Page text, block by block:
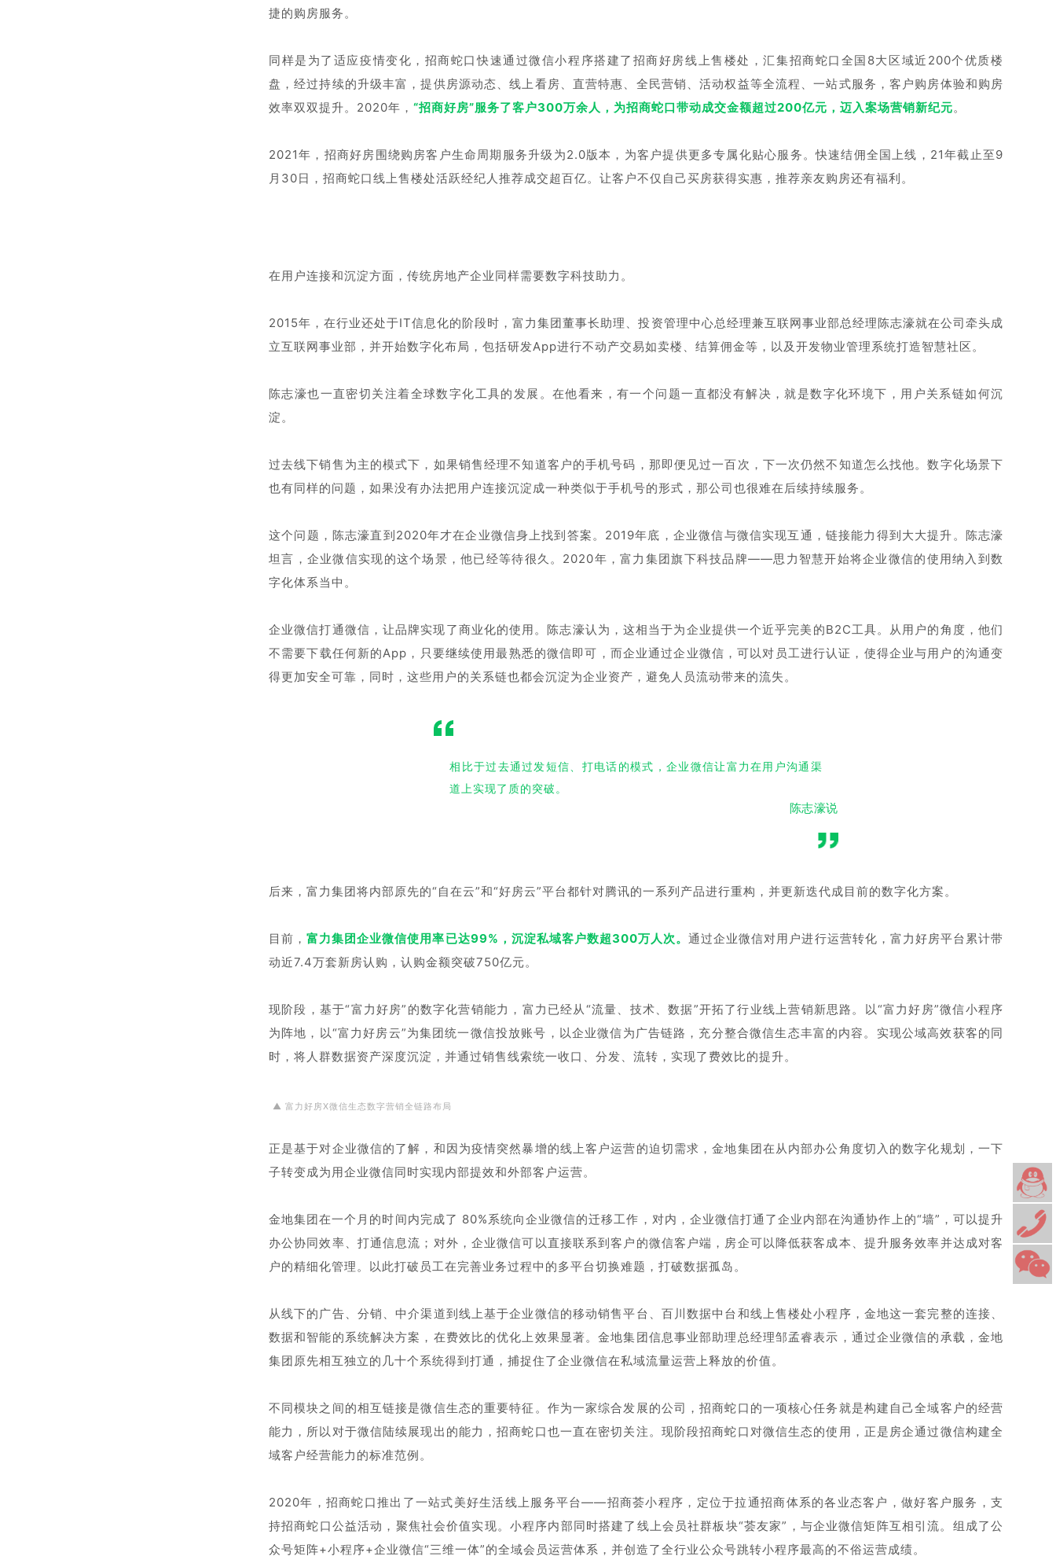
捷的购房服务。
同样是为了适应疫情变化，招商蛇口快速通过微信小程序搭建了招商好房线上售楼处，汇集招商蛇口全国8大区域近200个优质楼
盘，经过持续的升级丰富，提供房源动态、线上看房、直营特惠、全民营销、活动权益等全流程、一站式服务，客户购房体验和购房
效率双双提升。2020年， “招商好房”服务了客户300万余人，为招商蛇口带动成交金额超过200亿元，迈入案场营销新纪元。
2021年，招商好房围绕购房客户生命周期服务升级为2.0版本，为客户提供更多专属化贴心服务。快速结佣全国上线，21年截止至9
月30日，招商蛇口线上售楼处活跃经纪人推荐成交超百亿。让客户不仅自己买房获得实惠，推荐亲友购房还有福利。
在用户连接和沉淀方面，传统房地产企业同样需要数字科技助力。
2015年，在行业还处于IT信息化的阶段时，富力集团董事长助理、投资管理中心总经理兼互联网事业部总经理陈志濠就在公司牵头成
立互联网事业部，并开始数字化布局，包括研发App进行不动产交易如卖楼、结算佣金等，以及开发物业管理系统打造智慧社区。
陈志濠也一直密切关注着全球数字化工具的发展。在他看来，有一个问题一直都没有解决，就是数字化环境下，用户关系链如何沉
淀。
过去线下销售为主的模式下，如果销售经理不知道客户的手机号码，那即便见过一百次，下一次仍然不知道怎么找他。数字化场景下
也有同样的问题，如果没有办法把用户连接沉淀成一种类似于手机号的形式，那公司也很难在后续持续服务。
这个问题，陈志濠直到2020年才在企业微信身上找到答案。2019年底，企业微信与微信实现互通，链接能力得到大大提升。陈志濠
坦言，企业微信实现的这个场景，他已经等待很久。2020年，富力集团旗下科技品牌——思力智慧开始将企业微信的使用纳入到数
字化体系当中。
企业微信打通微信，让品牌实现了商业化的使用。陈志濠认为，这相当于为企业提供一个近乎完美的B2C工具。从用户的角度，他们
不需要下载任何新的App，只要继续使用最熟悉的微信即可，而企业通过企业微信，可以对员工进行认证，使得企业与用户的沟通变
得更加安全可靠，同时，这些用户的关系链也都会沉淀为企业资产，避免人员流动带来的流失。
相比于过去通过发短信、打电话的模式，企业微信让富力在用户沟通渠
道上实现了质的突破。
陈志濠说
后来，富力集团将内部原先的“自在云”和“好房云”平台都针对腾讯的一系列产品进行重构，并更新迭代成目前的数字化方案。
目前，富力集团企业微信使用率已达99%，沉淀私域客户数超300万人次。通过企业微信对用户进行运营转化，富力好房平台累计带
动近7.4万套新房认购，认购金额突破750亿元。
现阶段，基于“富力好房”的数字化营销能力，富力已经从“流量、技术、数据”开拓了行业线上营销新思路。以“富力好房”微信小程序
为阵地，以“富力好房云”为集团统一微信投放账号，以企业微信为广告链路，充分整合微信生态丰富的内容。实现公域高效获客的同
时，将人群数据资产深度沉淀，并通过销售线索统一收口、分发、流转，实现了费效比的提升。
▲ 富力好房X微信生态数字营销全链路布局
正是基于对企业微信的了解，和因为疫情突然暴增的线上客户运营的迫切需求，金地集团在从内部办公角度切入的数字化规划，一下
子转变成为用企业微信同时实现内部提效和外部客户运营。
金地集团在一个月的时间内完成了 80%系统向企业微信的迁移工作，对内，企业微信打通了企业内部在沟通协作上的“墙”，可以提升
办公协同效率、打通信息流；对外，企业微信可以直接联系到客户的微信客户端，房企可以降低获客成本、提升服务效率并达成对客
户的精细化管理。以此打破员工在完善业务过程中的多平台切换难题，打破数据孤岛。
从线下的广告、分销、中介渠道到线上基于企业微信的移动销售平台、百川数据中台和线上售楼处小程序，金地这一套完整的连接、
数据和智能的系统解决方案，在费效比的优化上效果显著。金地集团信息事业部助理总经理邹孟睿表示，通过企业微信的承载，金地
集团原先相互独立的几十个系统得到打通，捕捉住了企业微信在私域流量运营上释放的价值。
不同模块之间的相互链接是微信生态的重要特征。作为一家综合发展的公司，招商蛇口的一项核心任务就是构建自己全域客户的经营
能力，所以对于微信陆续展现出的能力，招商蛇口也一直在密切关注。现阶段招商蛇口对微信生态的使用，正是房企通过微信构建全
域客户经营能力的标准范例。
2020年，招商蛇口推出了一站式美好生活线上服务平台——招商荟小程序，定位于拉通招商体系的各业态客户，做好客户服务，支
持招商蛇口公益活动，聚焦社会价值实现。小程序内部同时搭建了线上会员社群板块“荟友家”，与企业微信矩阵互相引流。组成了公
众号矩阵+小程序+企业微信“三维一体”的全域会员运营体系，并创造了全行业公众号跳转小程序最高的不俗运营成绩。